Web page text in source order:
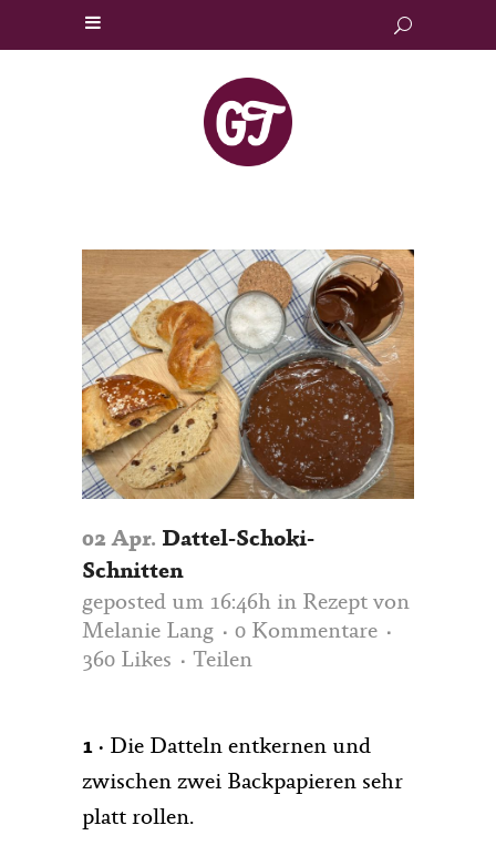
02 Apr. Dattel-Schoki-
Schnitten
geposted um 16:46h in Rezept von
Melanie Lang
0 Kommentare
360 Likes Teilen
1 · Die Datteln entkernen und
zwischen zwei Backpapieren sehr
platt rollen.